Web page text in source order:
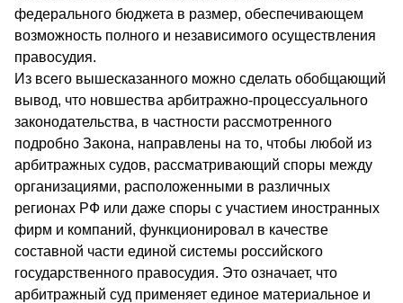
федерального бюджета в размер, обеспечивающем
возможность полного и независимого осуществления
правосудия.
Из всего вышесказанного можно сделать обобщающий
вывод, что новшества арбитражно-процессуального
законодательства, в частности рассмотренного
подробно Закона, направлены на то, чтобы любой из
арбитражных судов, рассматривающий споры между
организациями, расположенными в различных
регионах РФ или даже споры с участием иностранных
фирм и компаний, функционировал в качестве
составной части единой системы российского
государственного правосудия. Это означает, что
арбитражный суд применяет единое материальное и